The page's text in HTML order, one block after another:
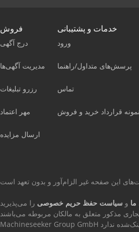
فروش
درج آگهی
مدیریت آگهی‌ها
رزرو تبلیغات
مهر اعتماد
ارسال مزایده
خدمات و پشتیبانی
ورود
پرسش‌های متداول/راهنما
تماس
نمونه قرارداد خرید و فروش
و سیاست حفظ حریم خصوصی